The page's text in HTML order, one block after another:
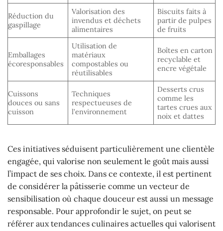
Réduction du
gaspillage
Valorisation des
invendus et déchets
alimentaires
Biscuits faits à
partir de pulpes
de fruits
Emballages
écoresponsables
Utilisation de
matériaux
compostables ou
réutilisables
Boîtes en carton
recyclable et
encre végétale
Cuissons
douces ou sans
cuisson
Techniques
respectueuses de
l’environnement
Desserts crus
comme les
tartes crues aux
noix et dattes
Ces initiatives séduisent particulièrement une clientèle
engagée, qui valorise non seulement le goût mais aussi
l’impact de ses choix. Dans ce contexte, il est pertinent
de considérer la pâtisserie comme un vecteur de
sensibilisation où chaque douceur est aussi un message
responsable. Pour approfondir le sujet, on peut se
référer aux tendances culinaires actuelles qui valorisent